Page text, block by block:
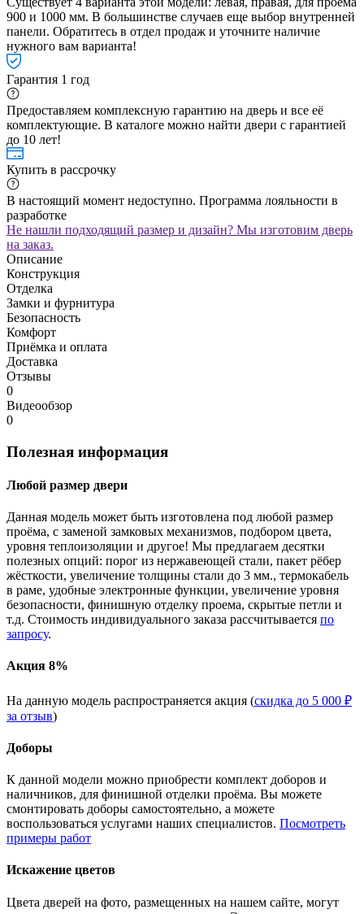
900 и 1000 мм. В большинстве случаев еще выбор внутренней
панели. Обратитесь в отдел продаж и уточните наличие
нужного вам варианта!
Гарантия 1 год
Предоставляем комплексную гарантию на дверь и все её
комплектующие. В каталоге можно найти двери с гарантией
до 10 лет!
Купить в рассрочку
В настоящий момент недоступно. Программа лояльности в
разработке
Не нашли подходящий размер и дизайн? Мы изготовим дверь
на заказ.
Описание
Конструкция
Отделка
Замки и фурнитура
Безопасность
Комфорт
Приёмка и оплата
Доставка
Отзывы
0
Видеообзор
0
Полезная информация
Любой размер двери
Данная модель может быть изготовлена под любой размер
проёма, с заменой замковых механизмов, подбором цвета,
уровня теплоизоляции и другое! Мы предлагаем десятки
полезных опций: порог из нержавеющей стали, пакет рёбер
жёсткости, увеличение толщины стали до 3 мм., термокабель
в раме, удобные электронные функции, увеличение уровня
безопасности, финишную отделку проема, скрытые петли и
т.д. Стоимость индивидуального заказа рассчитывается по
запросу.
Акция 8%
На данную модель распространяется акция (скидка до 5 000 ₽
за отзыв)
Доборы
К данной модели можно приобрести комплект доборов и
наличников, для финишной отделки проёма. Вы можете
смонтировать доборы самостоятельно, а можете
воспользоваться услугами наших специалистов. Посмотреть
примеры работ
Искажение цветов
Цвета дверей на фото, размещенных на нашем сайте, могут